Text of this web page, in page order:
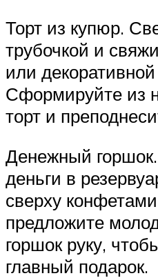
Торт из купюр.
трубочкой и
или
Сформируйте из
торт и
Денежный
деньги в
сверху
предложите
горшок руку,
главный подарок.